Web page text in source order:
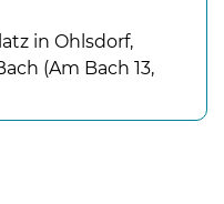
in Ohlsdorf,
(Am Bach 13,